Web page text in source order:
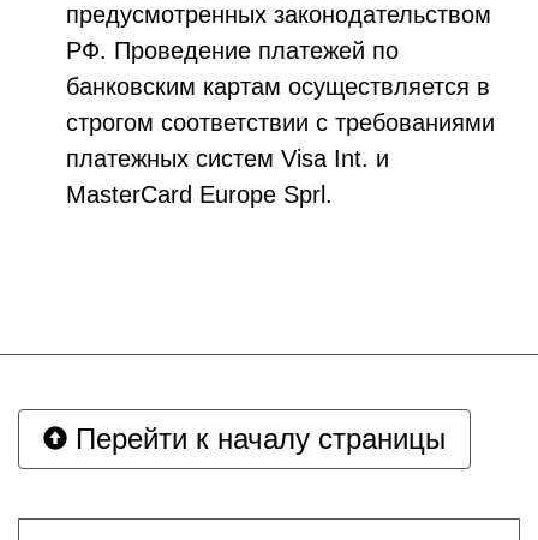
предусмотренных законодательством
РФ. Проведение платежей по
банковским картам осуществляется в
строгом соответствии с требованиями
платежных систем Visa Int. и
MasterCard Europe Sprl.
Перейти к началу страницы